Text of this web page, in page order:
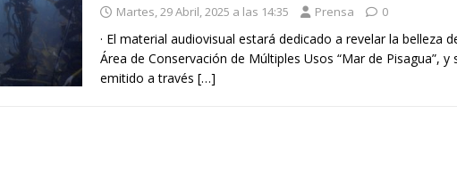
Martes, 29 Abril, 2025 a las 14:35 Prensa 0
· El material audiovisual estará dedicado a revelar la belleza
Área de Conservación de Múltiples Usos “Mar de Pisagua”, y
emitido a través […]